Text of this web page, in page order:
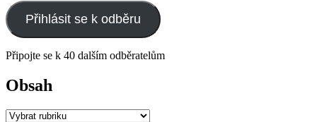
Přihlásit se k odběru
Připojte se k 40 dalším odběratelům
Obsah
Obsah